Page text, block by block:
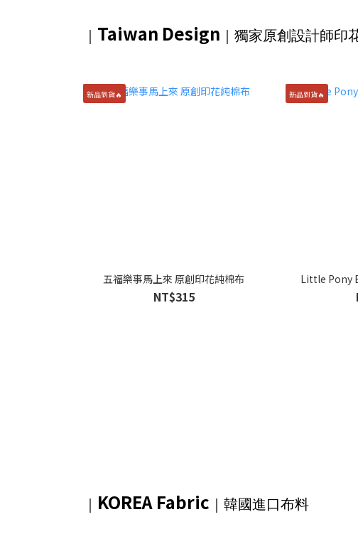
｜ Taiwan Design ｜獨家原創設計師印
新品到貨🔥
五福樂事馬上來 原創印花純棉布
NT$315
新品到貨🔥
Little Pony
｜ KOREA Fabric ｜韓國進口布料